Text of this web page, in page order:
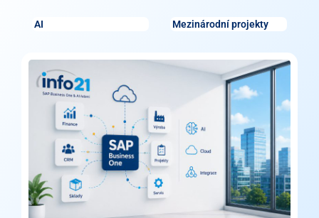
AI Mezinárodní projekty